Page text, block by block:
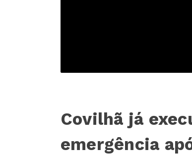
Covilhã já
emergência